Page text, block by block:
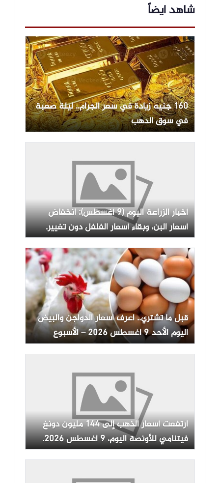
شاهد ايضاً
160 جنيه زيادة في سعر الجرام.. ليلة صعبة
في سوق الدهب
أخبار الزراعة اليوم (9 أغسطس): انخفاض
أسعار البن، وبقاء أسعار الفلفل دون تغيير.
قبل ما تشتري.. اعرف أسعار الدواجن والبيض
اليوم الأحد 9 أغسطس 2026 – الأسبوع
ارتفعت أسعار الذهب إلى 144 مليون دونغ
فيتنامي للأونصة اليوم، 9 أغسطس 2026.
هل سيستمر سعر الذهب في شركة SJC في